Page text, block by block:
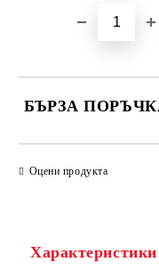
БЪРЗА
Оцени продукта
Характеристики